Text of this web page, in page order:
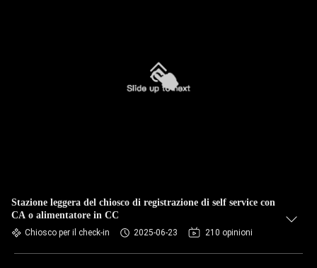
Stazione leggera del chiosco di registrazione di self service con
CA o alimentatore in CC
Chiosco per il check-in 2025-06-23 210 opinioni